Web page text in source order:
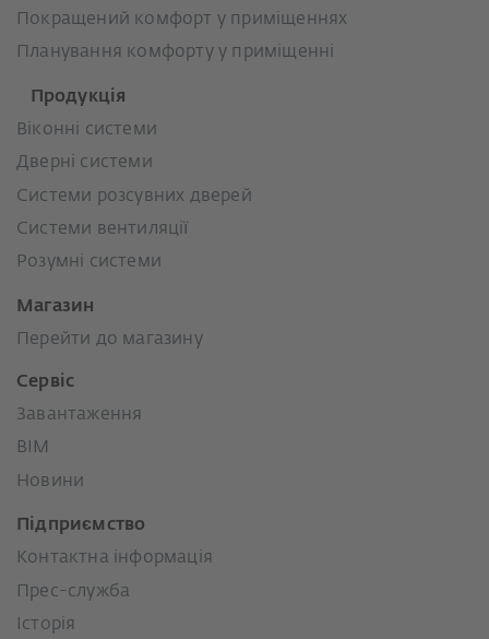
Покращений комфорт у приміщеннях
Планування комфорту у приміщенні
Продукція
Віконні системи
Дверні системи
Системи розсувних дверей
Системи вентиляції
Розумні системи
Магазин
Перейти до магазину
Сервіс
Завантаження
BIM
Новини
Підприємство
Контактна інформація
Прес-служба
Історія